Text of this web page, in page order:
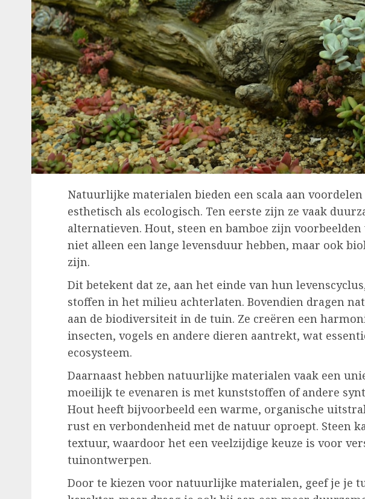
Natuurlijke materialen bieden een scala aan
esthetisch als ecologisch. Ten eerste zijn ze vaak
alternatieven. Hout, steen en bamboe zijn
niet alleen een lange levensduur hebben, maar ook
zijn.
Dit betekent dat ze, aan het einde van hun
stoffen in het milieu achterlaten. Bovendien dragen
aan de biodiversiteit in de tuin. Ze creëren een
insecten, vogels en andere dieren aantrekt, wat
ecosysteem.
Daarnaast hebben natuurlijke materialen vaak een
moeilijk te evenaren is met kunststoffen of andere
Hout heeft bijvoorbeeld een warme, organische
rust en verbondenheid met de natuur oproept. Steen
textuur, waardoor het een veelzijdige keuze is voor
tuinontwerpen.
Door te kiezen voor natuurlijke materialen, geef je je